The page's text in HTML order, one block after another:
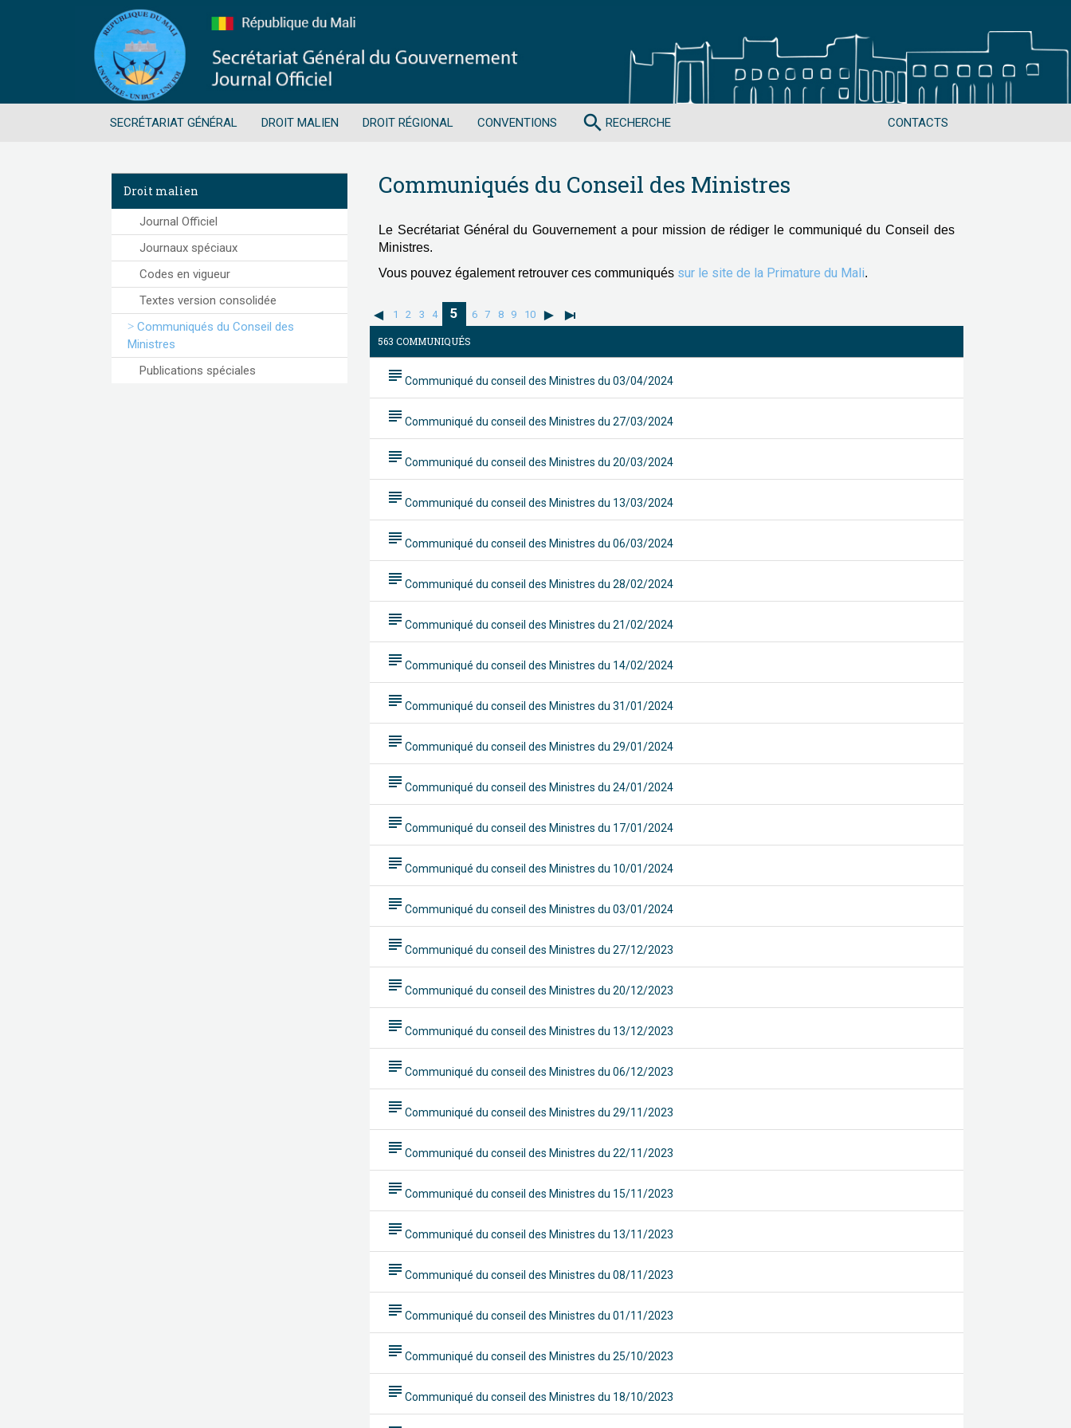
SECRÉTARIAT GÉNÉRAL DROIT MALIEN DROIT RÉGIONAL CONVENTIONS CONTACTS
search RECHERCHE
Droit malien
Journal Officiel
Journaux spéciaux
Codes en vigueur
Textes version consolidée
Communiqués du Conseil des
Ministres
Publications spéciales
Communiqués du Conseil des Ministres
Le Secrétariat Général du Gouvernement a pour mission de rédiger le communiqué du Conseil des
Ministres.
Vous pouvez également retrouver ces communiqués sur le site de la Primature du Mali.
1 2 3 4 5 6 7 8 9 10
563 COMMUNIQUÉS
subject Communiqué du conseil des Ministres du 03/04/2024
subject Communiqué du conseil des Ministres du 27/03/2024
subject Communiqué du conseil des Ministres du 20/03/2024
subject Communiqué du conseil des Ministres du 13/03/2024
subject Communiqué du conseil des Ministres du 06/03/2024
subject Communiqué du conseil des Ministres du 28/02/2024
subject Communiqué du conseil des Ministres du 21/02/2024
subject Communiqué du conseil des Ministres du 14/02/2024
subject Communiqué du conseil des Ministres du 31/01/2024
subject Communiqué du conseil des Ministres du 29/01/2024
subject Communiqué du conseil des Ministres du 24/01/2024
subject Communiqué du conseil des Ministres du 17/01/2024
subject Communiqué du conseil des Ministres du 10/01/2024
subject Communiqué du conseil des Ministres du 03/01/2024
subject Communiqué du conseil des Ministres du 27/12/2023
subject Communiqué du conseil des Ministres du 20/12/2023
subject Communiqué du conseil des Ministres du 13/12/2023
subject Communiqué du conseil des Ministres du 06/12/2023
subject Communiqué du conseil des Ministres du 29/11/2023
subject Communiqué du conseil des Ministres du 22/11/2023
subject Communiqué du conseil des Ministres du 15/11/2023
subject Communiqué du conseil des Ministres du 13/11/2023
subject Communiqué du conseil des Ministres du 08/11/2023
subject Communiqué du conseil des Ministres du 01/11/2023
subject Communiqué du conseil des Ministres du 25/10/2023
subject Communiqué du conseil des Ministres du 18/10/2023